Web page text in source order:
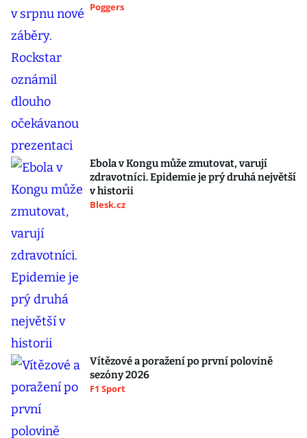
Poggers
Ebola v Kongu může zmutovat, varují
zdravotníci. Epidemie je prý druhá největší
v historii
Blesk.cz
Vítězové a poražení po první polovině
sezóny 2026
F1 Sport